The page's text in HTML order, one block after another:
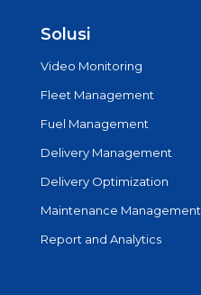
Solusi
Video Monitoring
Fleet Management
Fuel Management
Delivery Management
Delivery Optimization
Maintenance Management
Report and Analytics